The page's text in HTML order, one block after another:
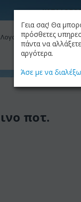
μου
ποτ.
Γεια σας! Θα
πρόσθετες
πάντα να
αργότερα.
Άσε με να διαλέξω